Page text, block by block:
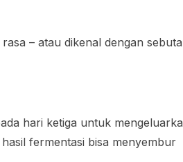
– atau dikenal dengan
hari ketiga untuk
fermentasi bisa menyembur